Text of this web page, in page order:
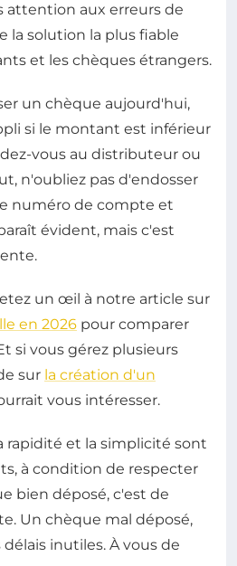
attention aux erreurs de
la solution la plus fiable
et les chèques étrangers.
un chèque aujourd'hui,
si le montant est inférieur
vous au distributeur ou
n'oubliez pas d'endosser
numéro de compte et
évident, mais c'est
un œil à notre article sur
en 2026 pour comparer
si vous gérez plusieurs
sur la création d'un
vous intéresser.
rapidité et la simplicité sont
à condition de respecter
bien déposé, c'est de
Un chèque mal déposé,
inutiles. À vous de